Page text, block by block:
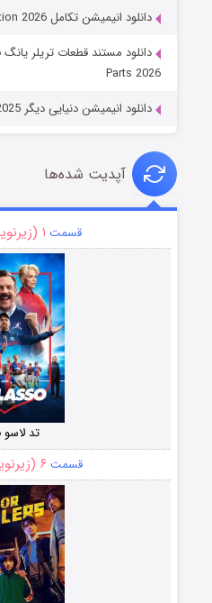
دانلود انیمیشن تکامل Evolution 2026
Parts 2026
دانلود انیمیشن دنیایی دیگر Another World 2025
آپدیت شده‌ها
قسمت ۱ (زیرنویس)
تد لاسو
قسمت ۶ (زیرنویس)